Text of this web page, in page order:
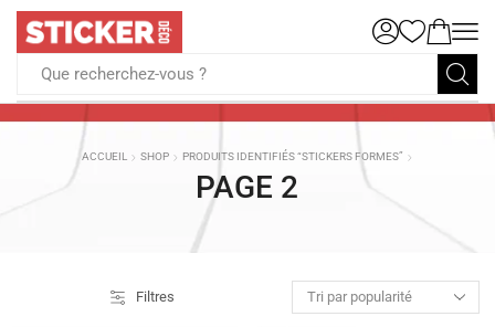
Que recherchez-vous ?
ACCUEIL SHOP PRODUITS IDENTIFIÉS “STICKERS FORMES”
PAGE 2
Filtres